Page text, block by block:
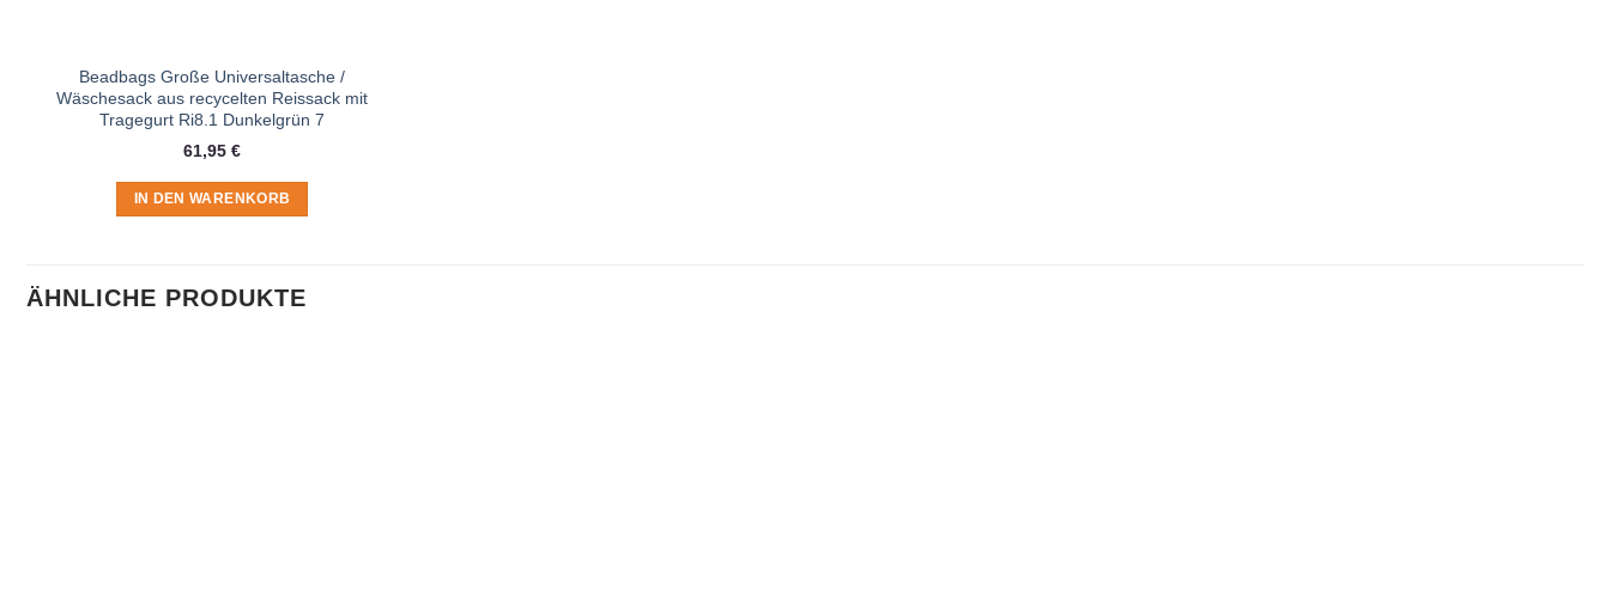
Beadbags Große Universaltasche /
Wäschesack aus recycelten Reissack mit
Tragegurt Ri8.1 Dunkelgrün 7
61,95 €
IN DEN WARENKORB
ÄHNLICHE PRODUKTE